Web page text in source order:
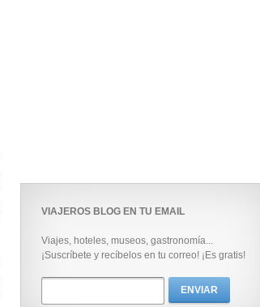
VIAJEROS BLOG EN TU EMAIL
Viajes, hoteles, museos, gastronomía...
¡Suscríbete y recíbelos en tu correo! ¡Es gratis!